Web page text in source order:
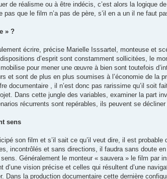
de réalisme ou à être indécis, c’est alors la logique
pas que le film n’a pas de père, s’il en a un il ne faut
» ?
écrire, précise Marielle Isssartel, monteuse et
d’esprit sont constamment sollicitées, le
mobilise pour mener une œuvre à bien sont toutefois
et sont de plus en plus soumises à l’économie de la
documentaire , il n’est donc pas rarissime qu’il soit
Dans cette jungle des variables, examiner la part
récurrents sont repérables, ils peuvent se
sens
son film et s’il sait ce qu’il veut dire, il est
incontrôlés et sans directions, il faudra sans doute
Généralement le monteur « sauvera » le film par
d’une vision précise et celles qui résultent d’une
Dans la production documentaire cette dernière